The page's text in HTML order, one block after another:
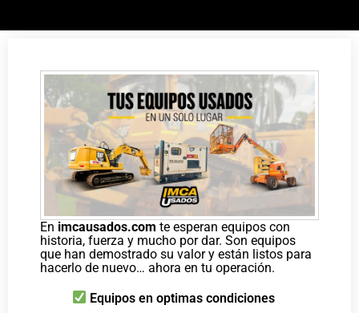
En imcausados.com te esperan equipos con
historia, fuerza y mucho por dar. Son equipos
que han demostrado su valor y están listos para
hacerlo de nuevo… ahora en tu operación.
Equipos en optimas condiciones